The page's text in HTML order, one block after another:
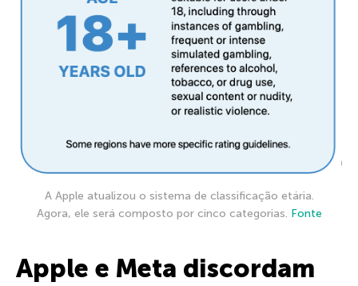
A Apple atualizou o sistema de classificação etária.
Agora, ele será composto por cinco categorias. Fonte
Apple e Meta discordam